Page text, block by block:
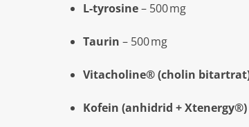
L-tyrosine– 500 mg
Taurin – 500 mg
Vitacholine® (cholin
Kofein (anhidrid + Xtenergy®)